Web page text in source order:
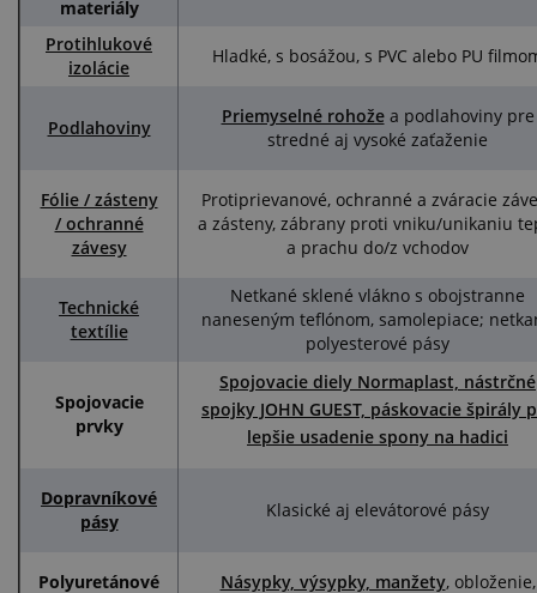
materiály
Protihlukové
izolácie
Hladké, s bosážou, s PVC alebo PU
Podlahoviny
Priemyselné rohožea podlahoviny pre
stredné aj vysoké zaťaženie
Fólie / zásteny
/ ochranné
závesy
Protiprievanové, ochranné a zváracie
a zásteny, zábrany proti vniku/unikaniu
a prachu do/z vchodov
Technické
textílie
Netkané sklené vlákno s obojstranne
naneseným teflónom, samolepiace;
polyesterové pásy
Spojovacie
prvky
Spojovacie diely Normaplast, nástrčné
spojky JOHN GUEST, páskovacie špirály
lepšie usadenie spony na hadici
Dopravníkové
pásy
Klasické aj elevátorové pásy
Polyuretánové
Násypky, výsypky, manžety, obloženie,